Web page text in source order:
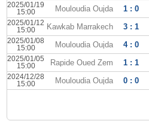
2025/01/19
15:00
Mouloudia Oujda 1 : 0
2025/01/12
15:00
Kawkab Marrakech 3 : 1
2025/01/08
15:00
Mouloudia Oujda 4 : 0
2025/01/05
15:00
Rapide Oued Zem 1 : 1
2024/12/28
15:00
Mouloudia Oujda 0 : 0